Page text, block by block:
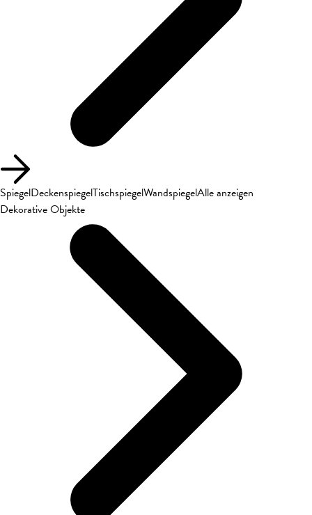
SpiegelDeckenspiegelTischspiegelWandspiegelAlle anzeigen
Dekorative Objekte